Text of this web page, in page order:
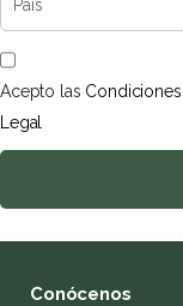
Acepto las
Legal
Conócenos